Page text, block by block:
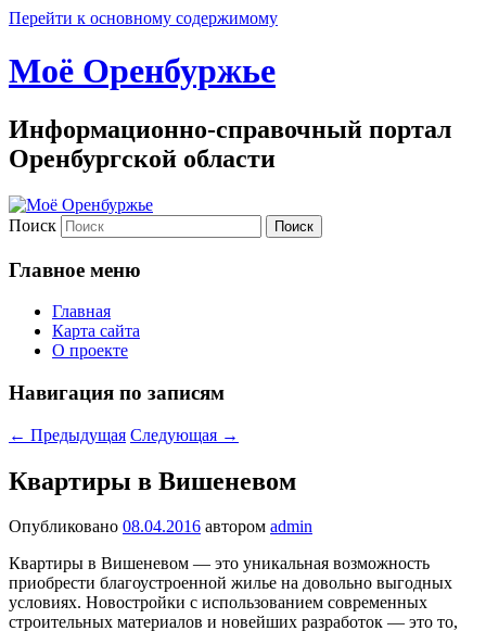
Перейти к основному содержимому
Моё Оренбуржье
Информационно-справочный портал
Оренбургской области
Поиск
Главное меню
Главная
Карта сайта
О проекте
Навигация по записям
← Предыдущая Следующая →
Квартиры в Вишеневом
Опубликовано 08.04.2016 автором admin
Квартиры в Вишеневом — это уникальная возможность
приобрести благоустроенной жилье на довольно выгодных
условиях. Новостройки с использованием современных
строительных материалов и новейших разработок — это то,